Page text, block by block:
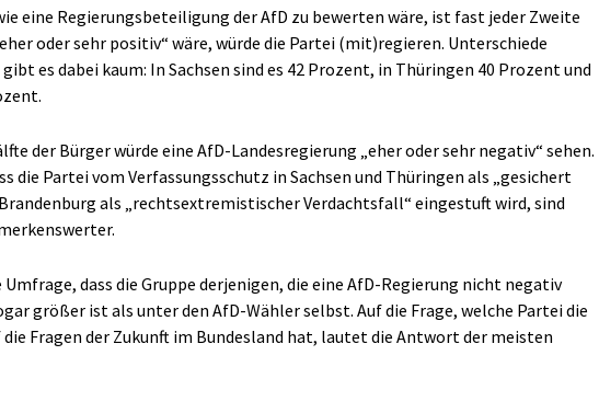
eine Regierungsbeteiligung der AfD zu bewerten wäre, ist fast jeder Zweite
oder sehr positiv“ wäre, würde die Partei (mit)regieren. Unterschiede
es dabei kaum: In Sachsen sind es 42 Prozent, in Thüringen 40 Prozent und
der Bürger würde eine AfD-Landesregierung „eher oder sehr negativ“ sehen.
die Partei vom Verfassungsschutz in Sachsen und Thüringen als „gesichert
als „rechtsextremistischer Verdachtsfall“ eingestuft wird, sind
dass die Gruppe derjenigen, die eine AfD-Regierung nicht negativ
größer ist als unter den AfD-Wähler selbst. Auf die Frage, welche Partei die
Fragen der Zukunft im Bundesland hat, lautet die Antwort der meisten